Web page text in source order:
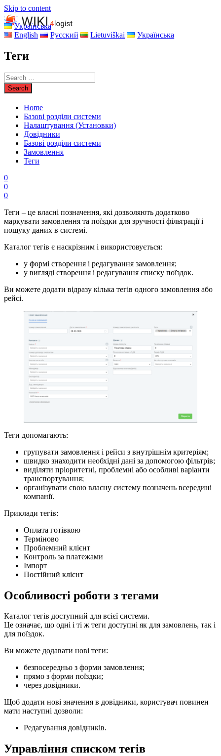
Skip to content
Українська
English
Русский Lietuviškai Українська
Теги
Home
Базові розділи системи
Налаштування (Установки)
Довідники
Базові розділи системи
Замовлення
Теги
0
0
0
Теги – це власні позначення, які дозволяють додатково
маркувати замовлення та поїздки для зручності фільтрації і
пошуку даних в системі.
Каталог тегів є наскрізним і використовується:
у формі створення і редагування замовлення;
у вигляді створення і редагування списку поїздок.
Ви можете додати відразу кілька тегів одного замовлення або
рейсі.
Теги допомагають:
групувати замовлення і рейси з внутрішнім критеріям;
швидко знаходити необхідні дані за допомогою фільтрів;
виділяти пріоритетні, проблемні або особливі варіанти
транспортування;
організувати свою власну систему позначень всередині
компанії.
Приклади тегів:
Оплата готівкою
Терміново
Проблемний клієнт
Контроль за платежами
Імпорт
Постійний клієнт
Особливості роботи з тегами
Каталог тегів доступний для всієї системи.
Це означає, що одні і ті ж теги доступні як для замовлень, так і
для поїздок.
Ви можете додавати нові теги:
безпосередньо з форми замовлення;
прямо з форми поїздки;
через довідники.
Щоб додати нові значення в довідники, користувач повинен
мати наступні дозволи:
Редагування довідників.
Управління списком тегів